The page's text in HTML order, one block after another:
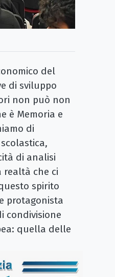
del
di sviluppo
non può non
è Memoria e
di
di analisi
realtà che ci
spirito
protagonista
condivisione
quella delle